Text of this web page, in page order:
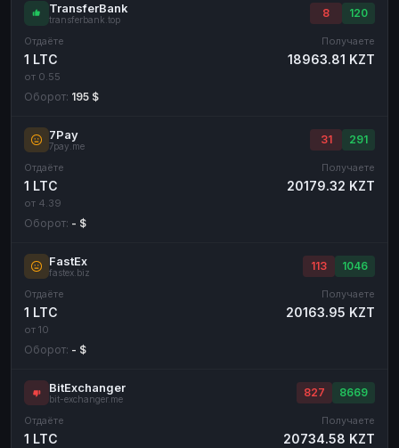
TransferBank
transferbank.top
8 120
Отдаёте
1 LTC
от 0.55
Получаете
18963.81 KZT
Оборот: 195 $
7Pay
7pay.me
31 291
Отдаёте
1 LTC
от 4.39
Получаете
20179.32 KZT
Оборот: - $
FastEx
fastex.biz
113 1046
Отдаёте
1 LTC
от 10
Получаете
20163.95 KZT
Оборот: - $
BitExchanger
bit-exchanger.me
827 8669
Отдаёте
1 LTC
Получаете
20734.58 KZT